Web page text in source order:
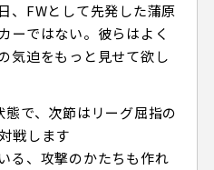
、FWとして先発した蒲原
ーではない。彼らはよく
気迫をもっと見せて欲し
で、次節はリーグ屈指の
戦します
る、攻撃のかたちも作れ